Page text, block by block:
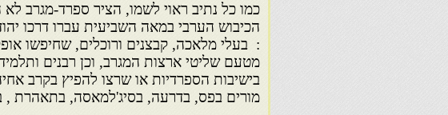
כמו כל נתיב ראוי לשמו, הציר ספרד-מגרב
הכיבוש הערבי במאה השביעית עברו דרכו
: בעלי מלאכה, קבצנים ורוכלים, שחיפשו
מטעם שליטי ארצות המגרב, וכן רבנים
בישיבות הספרדיות או שרצו להפיץ בקרב
מורים בפס, בדרעה, בסיג'למאסה, בתאהרת ,